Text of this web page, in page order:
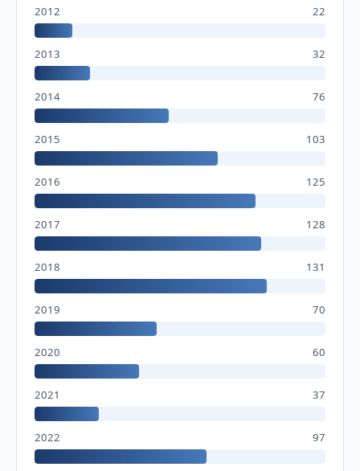
2012 22
2013 32
2014 76
2015 103
2016 125
2017 128
2018 131
2019 70
2020 60
2021 37
2022 97